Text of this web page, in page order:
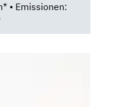
• Emissionen: